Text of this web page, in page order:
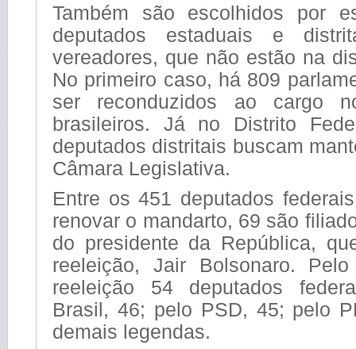
Também são escolhidos por
deputados estaduais e
vereadores, que não estão na
No primeiro caso, há 809
ser reconduzidos ao cargo
brasileiros. Já no Distrito
deputados distritais buscam
Câmara Legislativa.
Entre os 451 deputados
renovar o mandarto, 69 são
do presidente da República,
reeleição, Jair Bolsonaro.
reeleição 54 deputados
Brasil, 46; pelo PSD, 45; pelo
demais legendas.